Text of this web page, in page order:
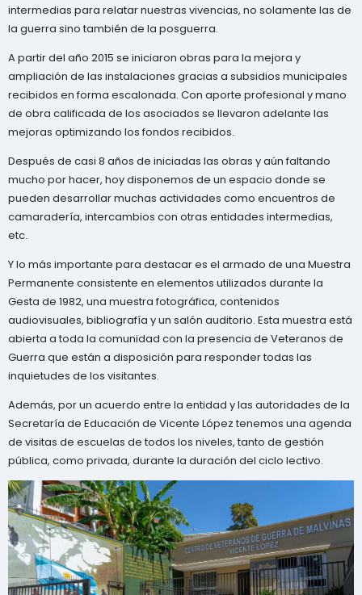
intermedias para relatar nuestras vivencias, no solamente las de
la guerra sino también de la posguerra.
A partir del año 2015 se iniciaron obras para la mejora y
ampliación de las instalaciones gracias a subsidios municipales
recibidos en forma escalonada. Con aporte profesional y mano
de obra calificada de los asociados se llevaron adelante las
mejoras optimizando los fondos recibidos.
Después de casi 8 años de iniciadas las obras y aún faltando
mucho por hacer, hoy disponemos de un espacio donde se
pueden desarrollar muchas actividades como encuentros de
camaradería, intercambios con otras entidades intermedias,
etc.
Y lo más importante para destacar es el armado de una Muestra
Permanente consistente en elementos utilizados durante la
Gesta de 1982, una muestra fotográfica, contenidos
audiovisuales, bibliografía y un salón auditorio. Esta muestra está
abierta a toda la comunidad con la presencia de Veteranos de
Guerra que están a disposición para responder todas las
inquietudes de los visitantes.
Además, por un acuerdo entre la entidad y las autoridades de la
Secretaría de Educación de Vicente López tenemos una agenda
de visitas de escuelas de todos los niveles, tanto de gestión
pública, como privada, durante la duración del ciclo lectivo.